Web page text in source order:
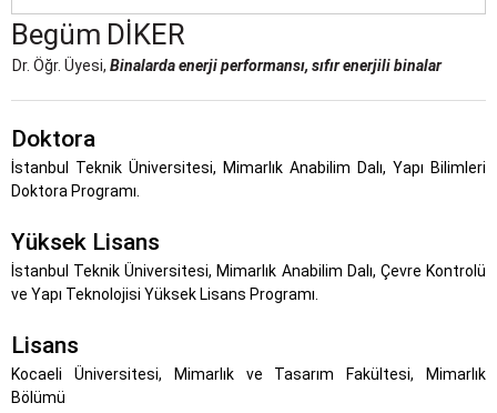
Begüm DİKER
Dr. Öğr. Üyesi, Binalarda enerji performansı, sıfır enerjili binalar
Doktora
İstanbul Teknik Üniversitesi, Mimarlık Anabilim Dalı, Yapı Bilimleri
Doktora Programı.
Yüksek Lisans
İstanbul Teknik Üniversitesi, Mimarlık Anabilim Dalı, Çevre Kontrolü
ve Yapı Teknolojisi Yüksek Lisans Programı.
Lisans
Kocaeli Üniversitesi, Mimarlık ve Tasarım Fakültesi, Mimarlık
Bölümü